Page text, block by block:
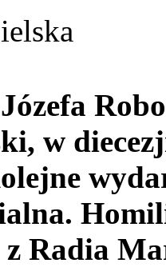
w
z Radia